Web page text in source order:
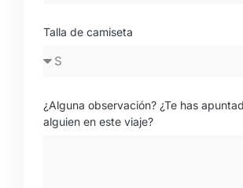
Talla de camiseta
¿Alguna observación? ¿Te has
alguien en este viaje?